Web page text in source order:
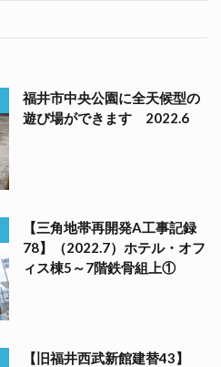
福井市中央公園に全天候型の
遊び場ができます 2022.6
【三角地帯再開発A工事記録
78】（2022.7）ホテル・オフ
ィス棟5～7階鉄骨組上①
【旧福井西武新館建替43】